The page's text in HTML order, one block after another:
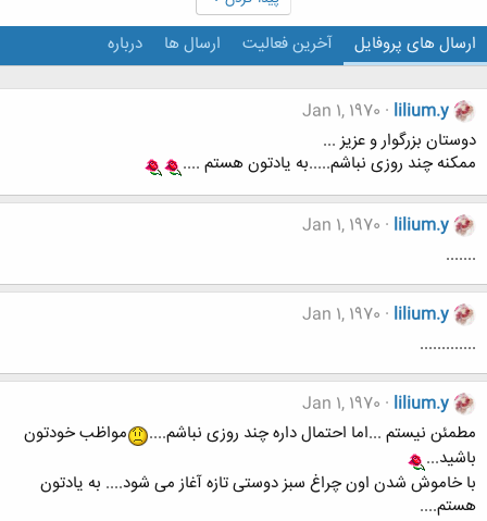
ارسال های پروفایل آخرین فعالیت ارسال ها درباره
lilium.y
Jan 1, 1970
دوستان بزرگوار و عزیز ...
ممکنه چند روزی نباشم.....به یادتون هستم ....
lilium.y
Jan 1, 1970
.......
lilium.y
Jan 1, 1970
.............
lilium.y
Jan 1, 1970
مطمئن نیستم ...اما احتمال داره چند روزی نباشم....
مواظب خودتون
باشید...
با خاموش شدن اون چراغ سبز دوستی تازه آغاز می شود.... به یادتون
هستم....